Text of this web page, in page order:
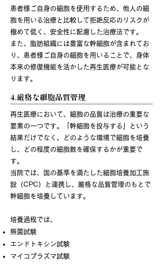
患者様ご自身の細胞を使用するため、他人の細
胞を用いる治療と比較して拒絶反応のリスクが
極めて低く、安全性に配慮した治療法です。
また、脂肪組織には豊富な幹細胞が含まれてお
り、患者様ご自身の細胞を用いることで、身体
本来の修復機能を活かした再生医療が可能とな
ります。
4.厳格な細胞品質管理
再生医療において、細胞の品質は治療の重要な
要素の一つです。「幹細胞を投与する」という
結果だけでなく、どのような環境で細胞を培養
し、どの程度の細胞数を確保するかが重要で
す。
当院では、国の基準を満たした細胞培養加工施
設（CPC）と連携し、厳格な品質管理のもとで
幹細胞を培養しています。
培養過程では、
無菌試験
エンドトキシン試験
マイコプラズマ試験